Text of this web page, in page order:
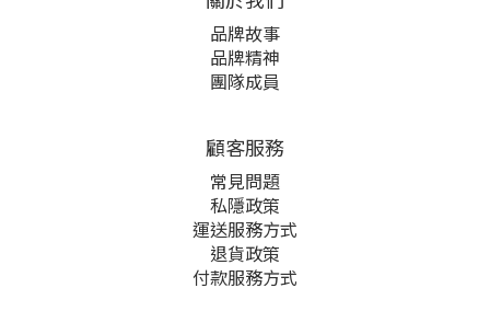
品牌故事
品牌精神
團隊成員
顧客服務
常見問題
私隱政策
運送服務方式
退貨政策
付款服務方式